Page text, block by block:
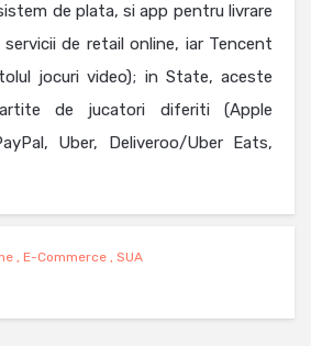
de plata, si app pentru livrare
de retail online, iar Tencent
jocuri video); in State, aceste
de jucatori diferiti (Apple
Uber, Deliveroo/Uber Eats,
, E-Commerce , SUA